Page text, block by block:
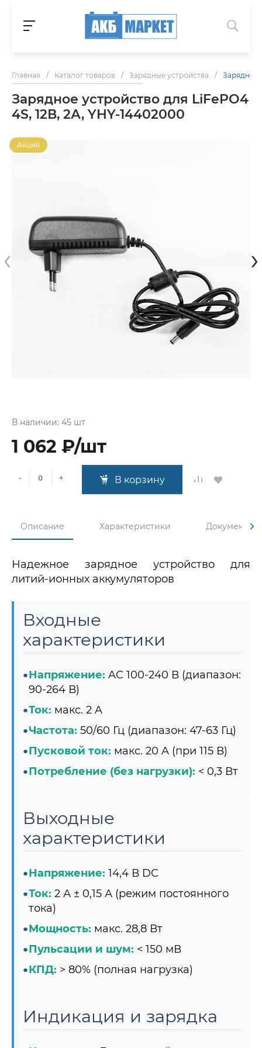
Главная / Каталог товаров / Зарядные устройства / Зарядное
Зарядное устройство для LiFePO4
4S, 12В, 2А, YHY-14402000
Акция
‹ ›
В наличии: 45 шт
1 062 ₽/шт
- + В корзину
Описание Характеристики Документы
Надежное зарядное устройство для
литий-ионных аккумуляторов
Входные
характеристики
Напряжение: AC 100-240 В (диапазон:
90-264 В)
Ток: макс. 2 A
Частота: 50/60 Гц (диапазон: 47-63 Гц)
Пусковой ток: макс. 20 A (при 115 В)
Потребление (без нагрузки): < 0,3 Вт
Выходные
характеристики
Напряжение: 14,4 В DC
Ток: 2 А ± 0,15 А (режим постоянного
тока)
Мощность: макс. 28,8 Вт
Пульсации и шум: < 150 мВ
КПД: > 80% (полная нагрузка)
Индикация и зарядка